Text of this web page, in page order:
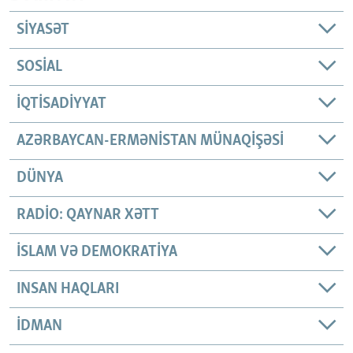
SIYASƏT
SOSIAL
İQTISADIYYAT
AZƏRBAYCAN-ERMƏNISTAN MÜNAQIŞƏSI
DÜNYA
RADIO: QAYNAR XƏTT
İSLAM VƏ DEMOKRATIYA
INSAN HAQLARI
İDMAN